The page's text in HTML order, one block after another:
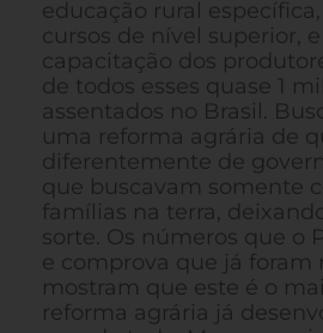
educação rural
cursos de nível superior,
capacitação dos
de todos esses quase 1
assentados no Brasil.
uma reforma agrária de
diferentemente de
que buscavam somente
famílias na terra,
sorte. Os números que o
e comprova que já foram
mostram que este é o
reforma agrária já